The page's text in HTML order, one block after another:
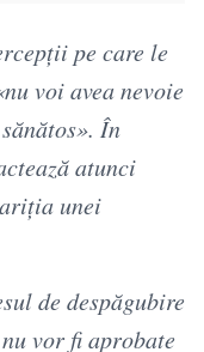
pe care le
voi avea nevoie
În
atunci
unei
de despăgubire
vor fi aprobate